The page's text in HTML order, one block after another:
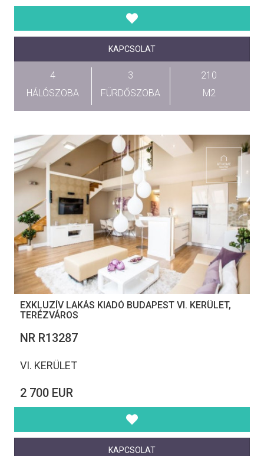
KAPCSOLAT
4
HÁLÓSZOBA
3
FÜRDŐSZOBA
210
M2
EXKLUZÍV LAKÁS KIADÓ BUDAPEST VI. KERÜLET,
TERÉZVÁROS
NR R13287
VI. KERÜLET
2 700 EUR
KAPCSOLAT